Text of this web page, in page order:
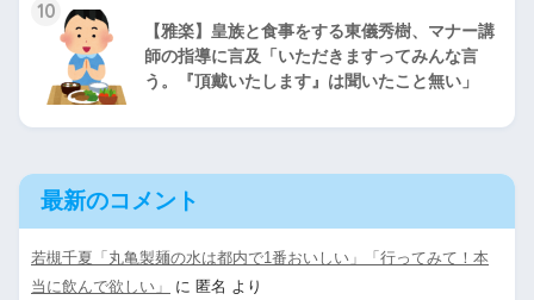
10
【雅楽】皇族と食事をする東儀秀樹、マナー講
師の指導に言及「いただきますってみんな言
う。『頂戴いたします』は聞いたこと無い」
最新のコメント
若槻千夏「丸亀製麺の水は都内で1番おいしい」「行ってみて！本
当に飲んで欲しい」
に 匿名 より